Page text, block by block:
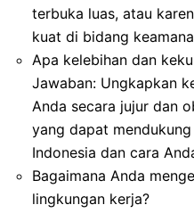
terbuka luas, atau
kuat di bidang
Apa kelebihan dan
Jawaban: Ungkapkan
Anda secara jujur dan
yang dapat
Indonesia dan cara
Bagaimana Anda
lingkungan kerja?